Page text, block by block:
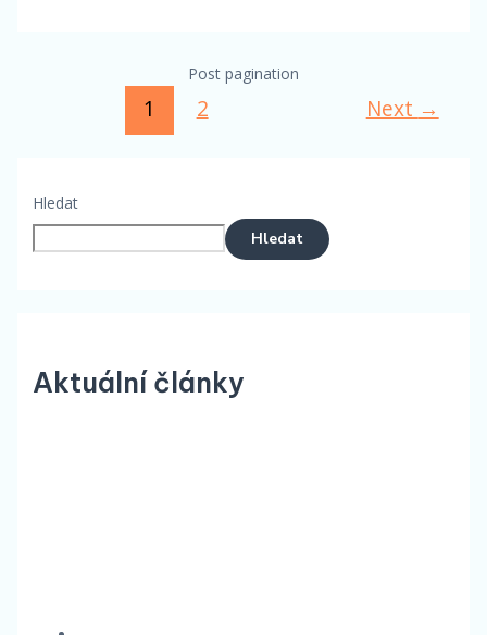
Post pagination
1 2 Next →
Hledat
Hledat
Aktuální články